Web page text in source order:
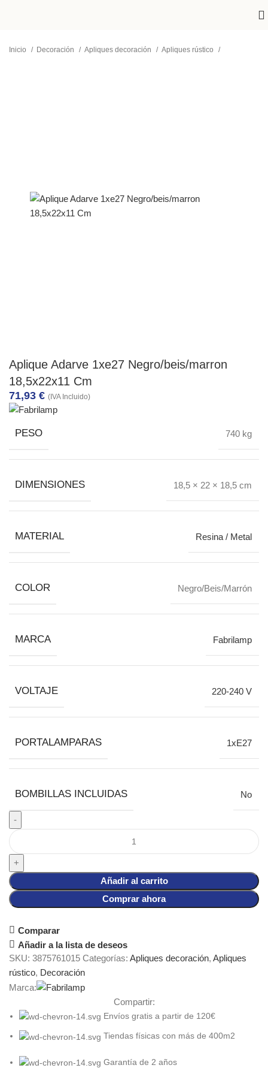
Inicio Decoración Apliques decoración Apliques rústico
Aplique Adarve 1xe27 Negro/beis/marron
18,5x22x11 Cm
71,93 € (IVA Incluido)
PESO 740 kg
DIMENSIONES 18,5 × 22 × 18,5 cm
MATERIAL Resina / Metal
COLOR Negro/Beis/Marrón
MARCA Fabrilamp
VOLTAJE 220-240 V
PORTALAMPARAS 1xE27
BOMBILLAS INCLUIDAS No
Añadir al carrito
Comprar ahora
Comparar
Añadir a la lista de deseos
SKU: 3875761015 Categorías: Apliques decoración, Apliques
rústico, Decoración
Marca:
Compartir:
Envíos gratis a partir de 120€
Tiendas físicas con más de 400m2
Garantía de 2 años